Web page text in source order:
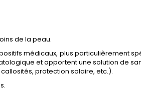
Peaux
de la peau.
médicaux, plus particulièrement
et apportent une solution de
protection solaire, etc.).